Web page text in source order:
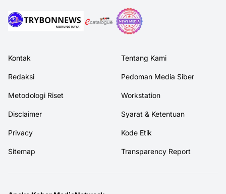
Kontak Tentang Kami
Redaksi Pedoman Media Siber
Metodologi Riset Workstation
Disclaimer Syarat & Ketentuan
Privacy Kode Etik
Sitemap Transparency Report